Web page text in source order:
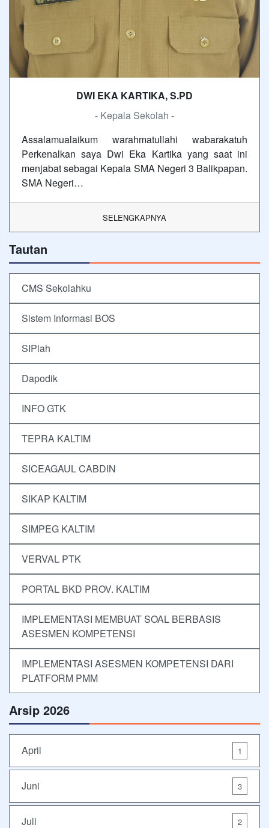
DWI EKA KARTIKA, S.PD
- Kepala Sekolah -
Assalamualaikum warahmatullahi wabarakatuh
Perkenalkan saya Dwi Eka Kartika yang saat ini
menjabat sebagai Kepala SMA Negeri 3 Balikpapan.
SMA Negeri…
SELENGKAPNYA
Tautan
CMS Sekolahku
Sistem Informasi BOS
SIPlah
Dapodik
INFO GTK
TEPRA KALTIM
SICEAGAUL CABDIN
SIKAP KALTIM
SIMPEG KALTIM
VERVAL PTK
PORTAL BKD PROV. KALTIM
IMPLEMENTASI MEMBUAT SOAL BERBASIS
ASESMEN KOMPETENSI
IMPLEMENTASI ASESMEN KOMPETENSI DARI
PLATFORM PMM
Arsip 2026
April 1
Juni 3
Juli 2